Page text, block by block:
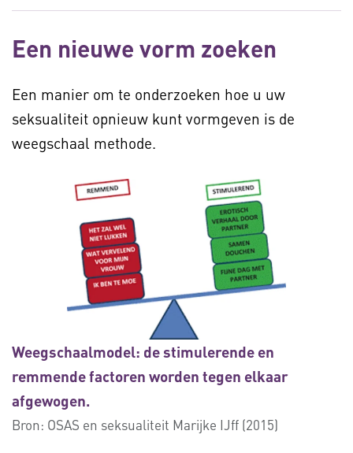
Een nieuwe vorm zoeken
Een manier om te onderzoeken hoe u uw
seksualiteit opnieuw kunt vormgeven is de
weegschaal methode.
Weegschaalmodel: de stimulerende en
remmende factoren worden tegen elkaar
afgewogen.
Bron: OSAS en seksualiteit Marijke IJff (2015)